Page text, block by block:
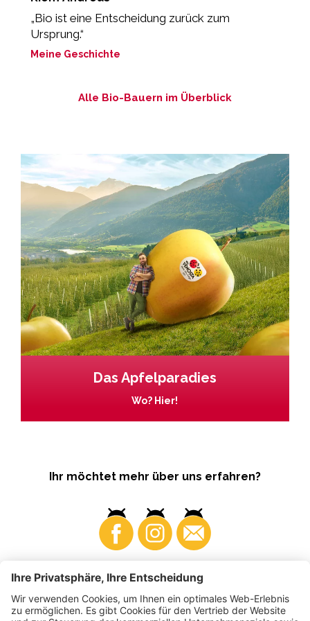
„Bio ist eine Entscheidung zurück zum
Ursprung.“
Meine Geschichte
Alle Bio-Bauern im Überblick
Das Apfelparadies
Wo? Hier!
Ihr möchtet mehr über uns erfahren?
Business Produzenten